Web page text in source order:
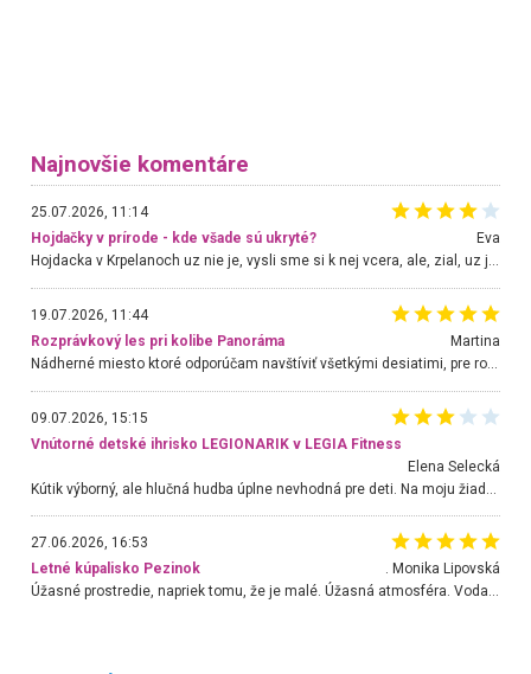
Najnovšie komentáre
25.07.2026, 11:14
Hojdačky v prírode - kde všade sú ukryté?
Eva
Hojdacka v Krpelanoch uz nie je, vysli sme si k nej vcera, ale, zial, uz je znicena. Ak sem planujete cestu len kvoli hojdacke, mozete si ju usetrit. Krasny vyhlad je tu vsak aj bez hojdacky :-)
19.07.2026, 11:44
Rozprávkový les pri kolibe Panoráma
Martina
Nádherné miesto ktoré odporúčam navštíviť všetkými desiatimi, pre rodiny s deťmi, dôchodcom... Proste a jednoducho ozaj rozprávkový les.. určite ešte prídeme. Odniesli sme si na pamiatku krásne tričká,
09.07.2026, 15:15
Vnútorné detské ihrisko LEGIONARIK v LEGIA Fitness
Elena Selecká
27.06.2026, 16:53
Letné kúpalisko Pezinok
. Monika Lipovská
Úžasné prostredie, napriek tomu, že je malé. Úžasná atmosféra. Voda fantastická a nádherná. Ľudí je pomerne veľa, ale su mili a ohľaduplní. Je veľmi zaujímavé sledovať, ako dokážu spolu športovať cudzí ľudia a bez ohľadu na vek. Vládne tu pohoda. Vnuka neviem dostať z vody. Ďakujem za krásny deň . Urcite sa sem vrátim. Jediný problém je s parkovaním, ale aj ten sa mi podarilo vyriešiť. Monika Bratislava